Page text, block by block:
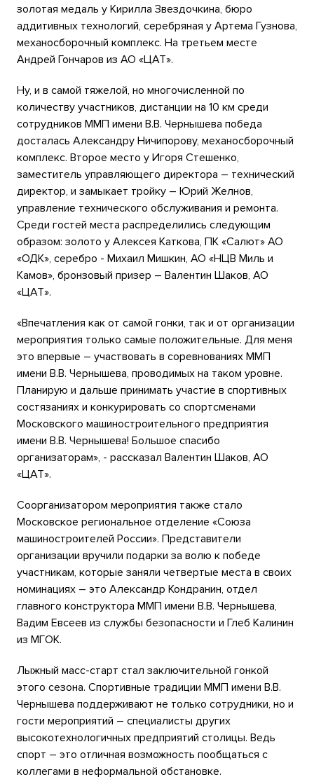
золотая медаль у Кирилла Звездочкина, бюро
аддитивных технологий, серебряная у Артема Гузнова,
механосборочный комплекс. На третьем месте
Андрей Гончаров из АО «ЦАТ».
Ну, и в самой тяжелой, но многочисленной по
количеству участников, дистанции на 10 км среди
сотрудников ММП имени В.В. Чернышева победа
досталась Александру Ничипорову, механосборочный
комплекс. Второе место у Игоря Стешенко,
заместитель управляющего директора – технический
директор, и замыкает тройку – Юрий Желнов,
управление технического обслуживания и ремонта.
Среди гостей места распределились следующим
образом: золото у Алексея Каткова, ПК «Салют» АО
«ОДК», серебро - Михаил Мишкин, АО «НЦВ Миль и
Камов», бронзовый призер – Валентин Шаков, АО
«ЦАТ».
«Впечатления как от самой гонки, так и от организации
мероприятия только самые положительные. Для меня
это впервые – участвовать в соревнованиях ММП
имени В.В. Чернышева, проводимых на таком уровне.
Планирую и дальше принимать участие в спортивных
состязаниях и конкурировать со спортсменами
Московского машиностроительного предприятия
имени В.В. Чернышева! Большое спасибо
организаторам», - рассказал Валентин Шаков, АО
«ЦАТ».
Соорганизатором мероприятия также стало
Московское региональное отделение «Союза
машиностроителей России». Представители
организации вручили подарки за волю к победе
участникам, которые заняли четвертые места в своих
номинациях – это Александр Кондранин, отдел
главного конструктора ММП имени В.В. Чернышева,
Вадим Евсеев из службы безопасности и Глеб Калинин
из МГОК.
Лыжный масс-старт стал заключительной гонкой
этого сезона. Спортивные традиции ММП имени В.В.
Чернышева поддерживают не только сотрудники, но и
гости мероприятий – специалисты других
высокотехнологичных предприятий столицы. Ведь
спорт – это отличная возможность пообщаться с
коллегами в неформальной обстановке.